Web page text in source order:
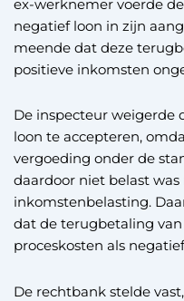
ex-werknemer voerde
negatief loon in zijn
meende dat deze
positieve inkomsten
De inspecteur weigerde
loon te accepteren,
vergoeding onder de
daardoor niet belast
inkomstenbelasting.
dat de terugbetaling
proceskosten als
De rechtbank stelde